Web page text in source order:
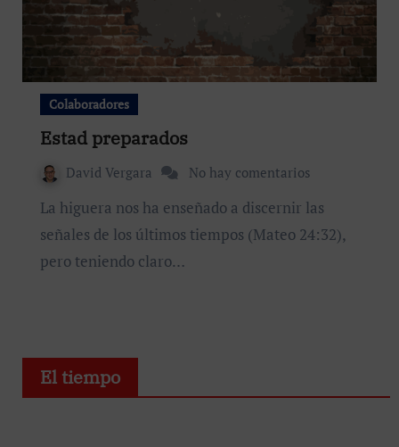
Colaboradores
Estad preparados
David Vergara No hay comentarios
La higuera nos ha enseñado a discernir las
señales de los últimos tiempos (Mateo 24:32),
pero teniendo claro…
El tiempo